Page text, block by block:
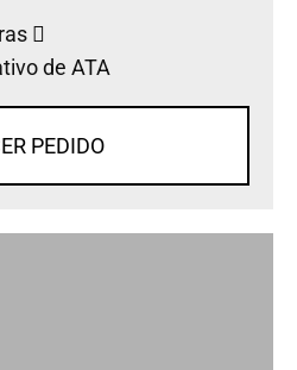
de ATA
PEDIDO